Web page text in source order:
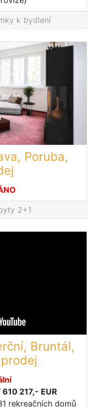
k bydlení
Poruba,
2+1
Bruntál,
217,- EUR
rekreačních domů